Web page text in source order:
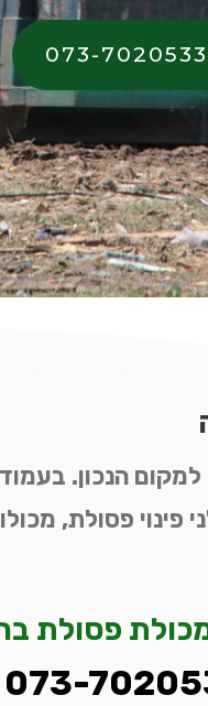
073-7020533
הנכון.
פסולת,
פסולת
073-